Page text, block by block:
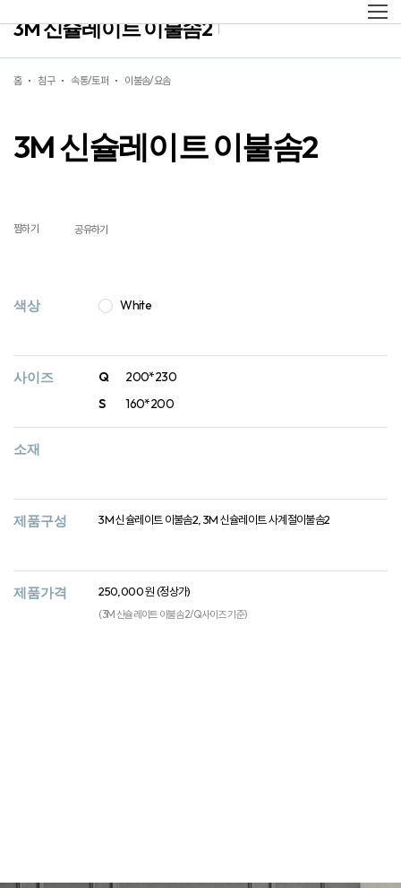
홈 침구 속통/토퍼 이불솜/요솜
3M 신슐레이트 이불솜2
찜하기 공유하기
3M 신슐레이트 이불솜2
색상 White
사이즈 Q
200*230
S
160*200
소재
제품구성 3M 신슐레이트 이불솜2, 3M 신슐레이트 사계절이불솜2
제품가격 250,000 원 (정상가)
(3M 신슐레이트 이불솜2/Q사이즈 기준)